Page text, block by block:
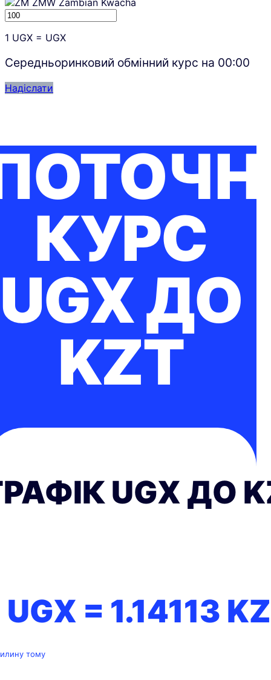
ZMW Zambian Kwacha
1 UGX = UGX
Середньоринковий обмінний курс на 00:00
Надіслати
КУРС
UGX ДО
KZT
UGX ДО
UGX = 1.14113
тому